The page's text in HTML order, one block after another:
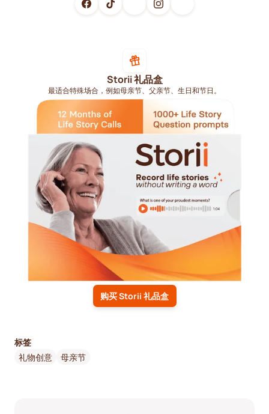
Storii 礼品盒
最适合特殊场合，例如母亲节、父亲节、生日和节日。
购买 Storii 礼品盒
标签
礼物创意
母亲节